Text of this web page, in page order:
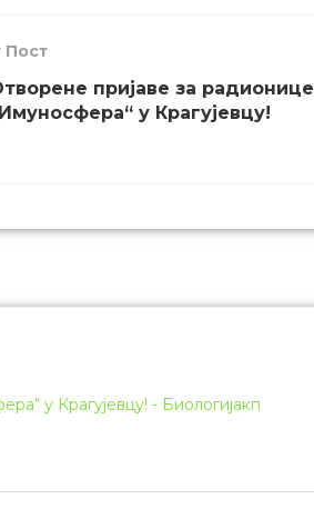
Пост
пријаве за радионице
у Крагујевцу!
у Крагујевцу! - Биологијакп